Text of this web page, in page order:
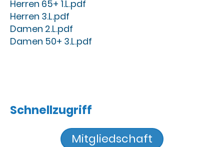
Herren 65+ 1.L.pdf
Herren 3.L.pdf
Damen 2.L.pdf
Damen 50+ 3.L.pdf
Schnellzugriff
Mitgliedschaft